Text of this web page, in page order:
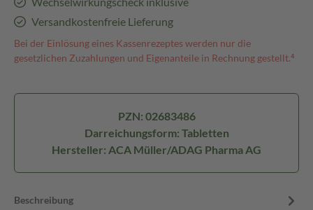
Versandkostenfreie Lieferung
Bei der Einlösung eines Kassenrezeptes werden nur die
gesetzlichen Zuzahlungen und Eigenanteile in Rechnung gestellt.⁴
PZN: 02683486
Darreichungsform: Tabletten
Hersteller: ACA Müller/ADAG Pharma AG
Beschreibung